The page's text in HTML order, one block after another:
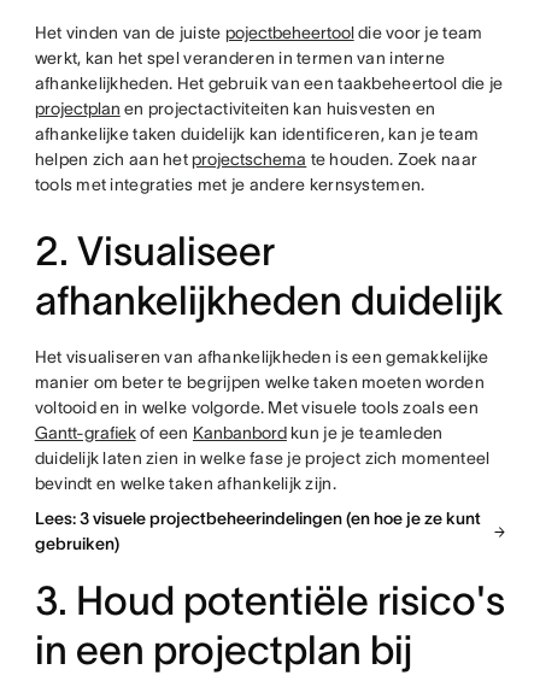
Het vinden van de juiste pojectbeheertooldie voor je team
werkt, kan het spel veranderen in termen van interne
afhankelijkheden. Het gebruik van een taakbeheertool die je
projectplan en projectactiviteiten kan huisvesten en
afhankelijke taken duidelijk kan identificeren, kan je team
helpen zich aan het projectschema te houden. Zoek naar
tools met integraties met je andere kernsystemen.
2. Visualiseer
afhankelijkheden duidelijk
Het visualiseren van afhankelijkheden is een gemakkelijke
manier om beter te begrijpen welke taken moeten worden
voltooid en in welke volgorde. Met visuele tools zoals een
Gantt-grafiekof een Kanbanbordkun je je teamleden
duidelijk laten zien in welke fase je project zich momenteel
bevindt en welke taken afhankelijk zijn.
Lees: 3 visuele projectbeheerindelingen (en hoe je ze kunt
gebruiken)
3. Houd potentiële risico's
in een projectplan bij